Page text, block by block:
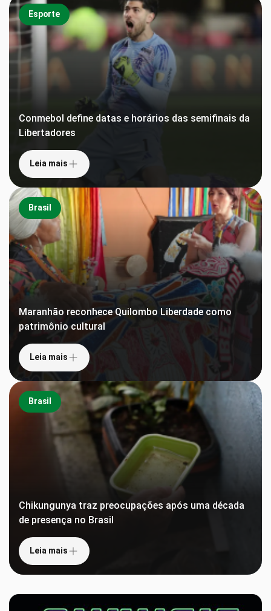
Esporte
Conmebol define datas e horários das semifinais da
Libertadores
Leia mais
Brasil
Maranhão reconhece Quilombo Liberdade como
patrimônio cultural
Leia mais
Brasil
Chikungunya traz preocupações após uma década
de presença no Brasil
Leia mais